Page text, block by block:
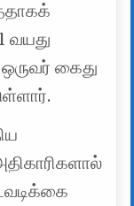
வயது
கைது